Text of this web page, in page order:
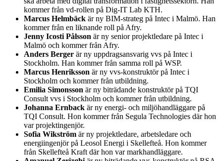
kommer från vd-rollen på Dig-IT Lab KTH.
Marcus Helmbäck är ny BIM-strateg på Intec i Malmö. Han
kommer från en liknande roll på Afry.
Jenny Icosti Pålsson är ny senior projektledare på Intec i
Malmö och kommer från Afry.
Anders Berger är ny uppdragsansvarig vvs på Intec i
Stockholm. Han kommer från samma roll på WSP.
Marcus Henriksson är ny vvs-konstruktör på Intec i
Stockholm och kommer från utbildning.
Emilia Simonsson är ny biträdande konstruktör på TQI
Consult vvs i Stockholm och kommer från utbildning.
Johanna Ernback är ny energi- och miljöhandläggare på
TQI Consult. Hon kommer från Segula Technologies där hon
var projektingenjör.
Sofia Wikström är ny projektledare, arbetsledare och
energiingenjör på Leosol Energi i Skellefteå. Hon kommer
från Skellefteå Kraft där hon var markhandläggare.